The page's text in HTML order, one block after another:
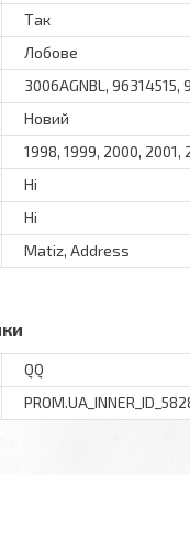
Так
Лобове
3006AGNBL, 96314515,
Новий
1998, 1999, 2000,
Ні
Ні
Matiz, Address
QQ